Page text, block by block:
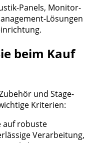
Panels, Monitor-
Lösungen
beim Kauf
und Stage-
Kriterien:
auf robuste
Verarbeitung,